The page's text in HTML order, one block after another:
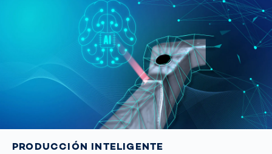
PRODUCCIÓN INTELIGENTE